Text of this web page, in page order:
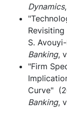
Dynamics
S.
Banking,
"Firm
Curve"
Banking,